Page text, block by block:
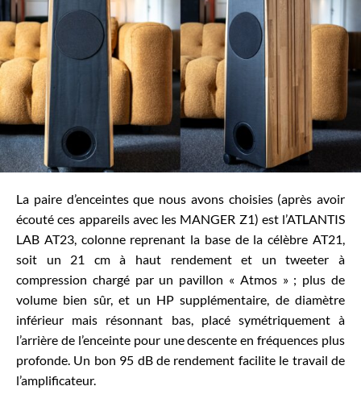
La paire d’enceintes que nous avons choisies (après avoir
écouté ces appareils avec les MANGER Z1) est l’ATLANTIS
LAB AT23, colonne reprenant la base de la célèbre AT21,
soit un 21 cm à haut rendement et un tweeter à
compression chargé par un pavillon « Atmos » ; plus de
volume bien sûr, et un HP supplémentaire, de diamètre
inférieur mais résonnant bas, placé symétriquement à
l’arrière de l’enceinte pour une descente en fréquences plus
profonde. Un bon 95 dB de rendement facilite le travail de
l’amplificateur.